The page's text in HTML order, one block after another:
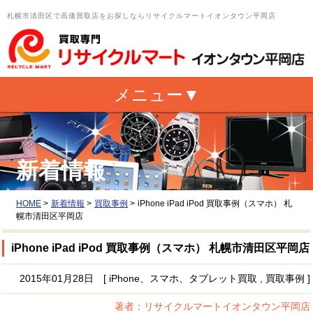
札幌市清田区で高価買取店をお探しならリサイクルマートイオンタウン平岡店
新着情報
HOME > 新着情報 > 買取事例 > iPhone iPad iPod 買取事例（スマホ） 札
幌市清田区平岡店
iPhone iPad iPod 買取事例（スマホ） 札幌市清田区平岡店
2015年01月28日 [ iPhone、スマホ、タブレット買取 , 買取事例 ]
著者：リサイクルマートイオンタウン平岡店